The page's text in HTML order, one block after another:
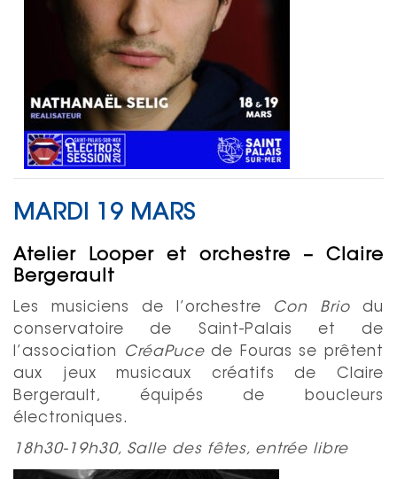
MARDI 19 MARS
Atelier Looper et orchestre – Claire
Bergerault
Les musiciens de l’orchestre Con Brio du
conservatoire de Saint-Palais et de
l’association
CréaPucede Fouras se prêtent
aux jeux musicaux créatifs de Claire
Bergerault, équipés de boucleurs
électroniques.
18h30-19h30, Salle des fêtes, entrée libre